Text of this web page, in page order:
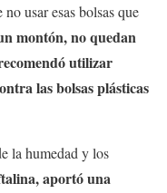
no usar esas bolsas que
montón, no quedan
utilizar
las bolsas plásticas
la humedad y los
aportó una